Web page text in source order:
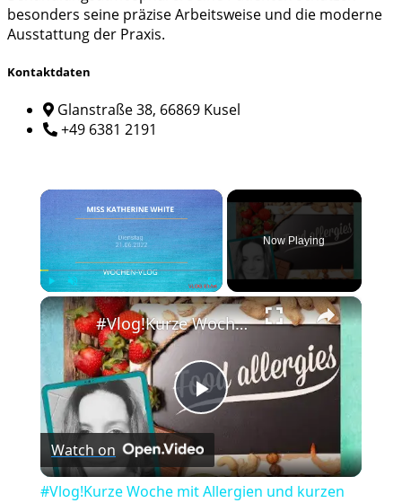
besonders seine präzise Arbeitsweise und die moderne
Ausstattung der Praxis.
Kontaktdaten
Glanstraße 38, 66869 Kusel
+49 6381 2191
×
Play Unmute Fullscreen
Now Playing
×
Play
Video
#Vlog!Kurze Woche mit Allergien und kurzen Nächten.
Watch on
#Vlog!Kurze Woche mit Allergien und kurzen